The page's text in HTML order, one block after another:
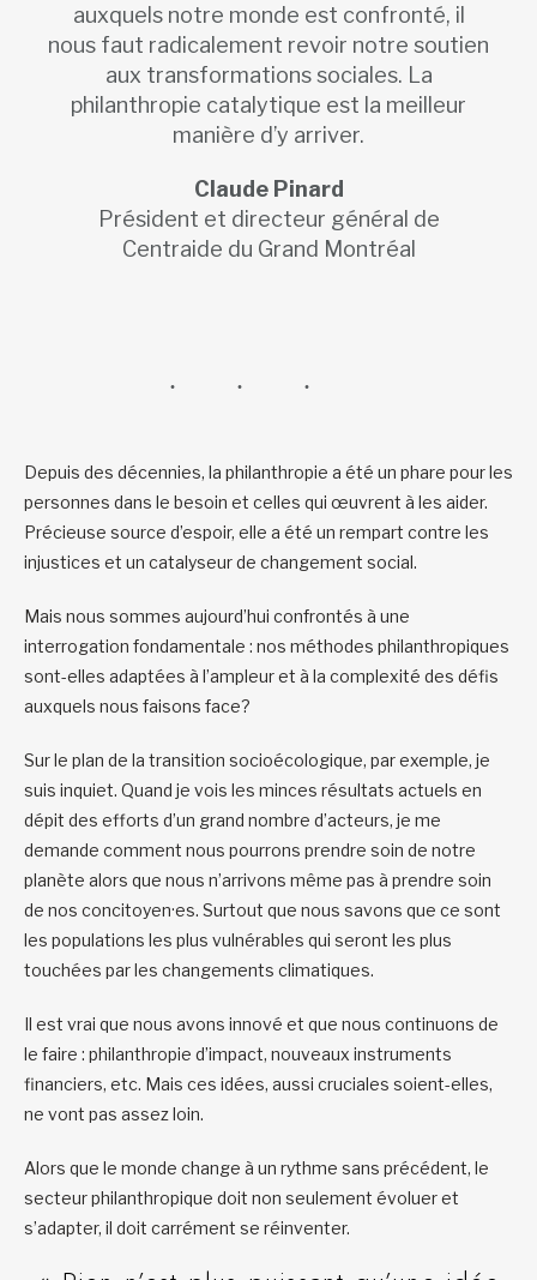
auxquels notre monde est confronté, il
nous faut radicalement revoir notre soutien
aux transformations sociales. La
philanthropie catalytique est la meilleur
manière d’y arriver.
Claude Pinard
Président et directeur général de
Centraide du Grand Montréal
Depuis des décennies, la philanthropie a été un phare pour les
personnes dans le besoin et celles qui œuvrent à les aider.
Précieuse source d’espoir, elle a été un rempart contre les
injustices et un catalyseur de changement social.
Mais nous sommes aujourd’hui confrontés à une
interrogation fondamentale : nos méthodes philanthropiques
sont-elles adaptées à l’ampleur et à la complexité des défis
auxquels nous faisons face?
Sur le plan de la transition socioécologique, par exemple, je
suis inquiet. Quand je vois les minces résultats actuels en
dépit des efforts d’un grand nombre d’acteurs, je me
demande comment nous pourrons prendre soin de notre
planète alors que nous n’arrivons même pas à prendre soin
de nos concitoyen·es. Surtout que nous savons que ce sont
les populations les plus vulnérables qui seront les plus
touchées par les changements climatiques.
Il est vrai que nous avons innové et que nous continuons de
le faire : philanthropie d’impact, nouveaux instruments
financiers, etc. Mais ces idées, aussi cruciales soient-elles,
ne vont pas assez loin.
Alors que le monde change à un rythme sans précédent, le
secteur philanthropique doit non seulement évoluer et
s’adapter, il doit carrément se réinventer.